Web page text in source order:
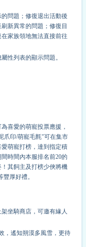
問題；修復退出活動後
新異常的問題；修復目
家族領地無法直接前往
性列表的顯示問題。
喜愛的萌寵投票應援，
爪印/萌寵毛氈"可在集市
萌寵打榜，達到指定積
時間內本服排名前20的
其飼主及打榜少俠將機
厚好禮。
坐騎商店，可邀有緣人
，遙知朔漠多風雪，更待